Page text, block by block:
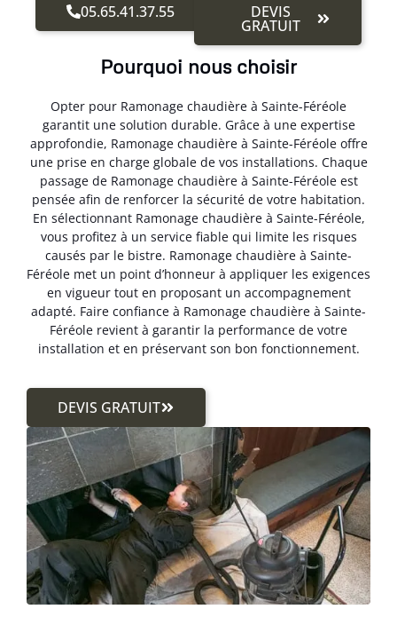
05.65.41.37.55 DEVIS
GRATUIT
Pourquoi nous choisir
Opter pour Ramonage chaudière à Sainte-Féréole
garantit une solution durable. Grâce à une expertise
approfondie, Ramonage chaudière à Sainte-Féréole offre
une prise en charge globale de vos installations. Chaque
passage de Ramonage chaudière à Sainte-Féréole est
pensée afin de renforcer la sécurité de votre habitation.
En sélectionnant Ramonage chaudière à Sainte-Féréole,
vous profitez à un service fiable qui limite les risques
causés par le bistre. Ramonage chaudière à Sainte-
Féréole met un point d’honneur à appliquer les exigences
en vigueur tout en proposant un accompagnement
adapté. Faire confiance à Ramonage chaudière à Sainte-
Féréole revient à garantir la performance de votre
installation et en préservant son bon fonctionnement.
DEVIS GRATUIT